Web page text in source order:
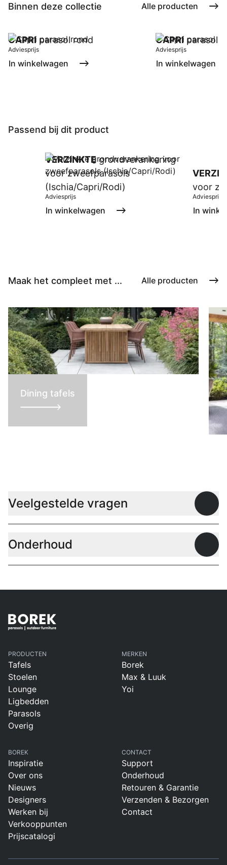
Binnen deze collectie Alle producten
CAPRI parasol rond
Adviesprijs
In winkelwagen
CAPRIparasol
Adviesprijs
In winkelwagen
Passend bij dit product
VERZINKTEgrondverankering
voor zweefparasols
(Ischia/Capri/Rodi)
Adviesprijs
In winkelwagen
voor
Adviesprijs
In
Maak het compleet met ... Alle producten
Dining tafels
Veelgestelde vragen
Onderhoud
PRODUCTEN
Tafels
Stoelen
Lounge
Ligbedden
Parasols
Overig
MERKEN
Borek
Max & Luuk
Yoi
BOREK
Inspiratie
Over ons
Nieuws
Designers
Werken bij
Verkooppunten
Prijscatalogi
CONTACT
Support
Onderhoud
Retouren & Garantie
Verzenden & Bezorgen
Contact